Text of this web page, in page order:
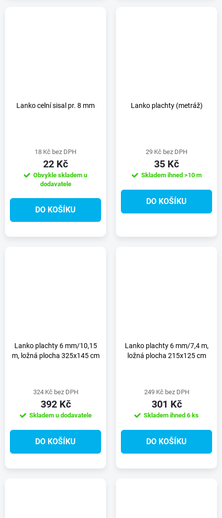
Lanko celní sisal pr. 8 mm
18 Kč bez DPH
22 Kč
Obvykle skladem u
dodavatele
DO KOŠÍKU
Lanko plachty (metráž)
29 Kč bez DPH
35 Kč
Skladem ihned >10 m
DO KOŠÍKU
Lanko plachty 6 mm/10,15
m, ložná plocha 325x145 cm
324 Kč bez DPH
392 Kč
Skladem u dodavatele
DO KOŠÍKU
Lanko plachty 6 mm/7,4 m,
ložná plocha 215x125 cm
249 Kč bez DPH
301 Kč
Skladem ihned 6 ks
DO KOŠÍKU